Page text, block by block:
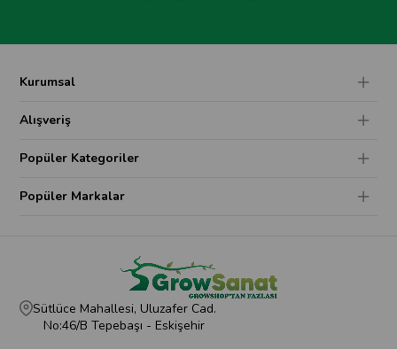
Kurumsal
Alışveriş
Popüler Kategoriler
Popüler Markalar
Sütlüce Mahallesi, Uluzafer Cad.
No:46/B Tepebaşı - Eskişehir